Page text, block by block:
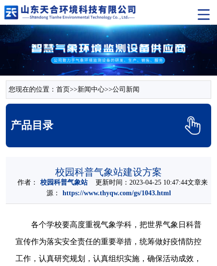
您现在的位置： 首页>>新闻中心>>公司新闻
产品目录
校园科普气象站建设方案
作者： 校园科普气象站更新时间：2023-04-25 10:47:44文章来
源：
https://www.thyqw.com/gs/1043.html
各个学校要高度重视气象学科，把世界气象日科普
宣传作为落实安全责任的重要举措，统筹做好疫情防控
工作，认真研究规划，认真组织实施，确保活动成效，